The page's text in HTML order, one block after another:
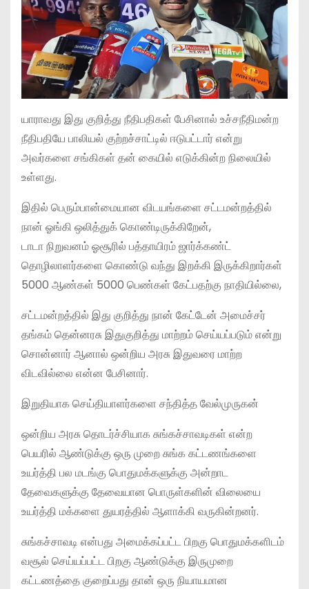
யாராவது இது குறித்து நீதிபதிகள் பேசினால் உச்சநீதிமன்ற
நீதிபதியே பாலியல் குற்றச்சாட்டில் ஈடுபட்டார் என்று
அவர்களை சங்கிகள் தன் கையில் எடுக்கின்ற நிலையில்
உள்ளது.
இதில் பெரும்பான்மையான விடயங்களை சட்டமன்றத்தில்
நான் ஓங்கி ஒலித்துக் கொண்டிருக்கிறேன்,
டாடா நிறுவனம் ஓசூரில் பத்தாயிரம் ஜார்க்கண்ட்
தொழிலாளர்களை கொண்டு வந்து இறக்கி இருக்கிறார்கள்
5000 ஆண்கள் 5000 பெண்கள் கேட்பதற்கு நாதியில்லை,
சட்டமன்றத்தில் இது குறித்து நான் கேட்டேன் அமைச்சர்
தங்கம் தென்னரசு இதுகுறித்து மாற்றம் செய்யப்படும் என்று
சொன்னார் ஆனால் ஒன்றிய அரசு இதுவரை மாற்ற
விடவில்லை என்ன பேசினார்.
இறுதியாக செய்தியாளர்களை சந்தித்த வேல்முருகன்
ஒன்றிய அரசு தொடர்ச்சியாக சுங்கச்சாவடிகள் என்ற
பெயரில் ஆண்டுக்கு ஒரு முறை சுங்க கட்டணங்களை
உயர்த்தி பல மடங்கு பொதுமக்களுக்கு அன்றாட
தேவைகளுக்கு தேவையான பொருள்களின் விலையை
உயர்த்தி மக்களை துயரத்தில் ஆளாக்கி வருகின்றனர்.
சுங்கச்சாவடி என்பது அமைக்கப்பட்ட பிறகு பொதுமக்களிடம்
வசூல் செய்யப்பட்ட பிறகு ஆண்டுக்கு இருமுறை
கட்டணத்தை குறைப்பது தான் ஒரு நியாயமான